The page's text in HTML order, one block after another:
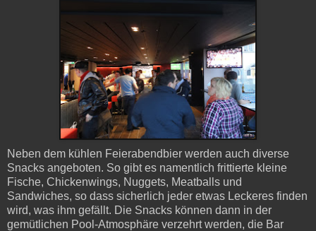
Neben dem kühlen Feierabendbier werden auch diverse
Snacks angeboten. So gibt es namentlich frittierte kleine
Fische, Chickenwings, Nuggets, Meatballs und
Sandwiches, so dass sicherlich jeder etwas Leckeres finden
wird, was ihm gefällt. Die Snacks können dann in der
gemütlichen Pool-Atmosphäre verzehrt werden, die Bar